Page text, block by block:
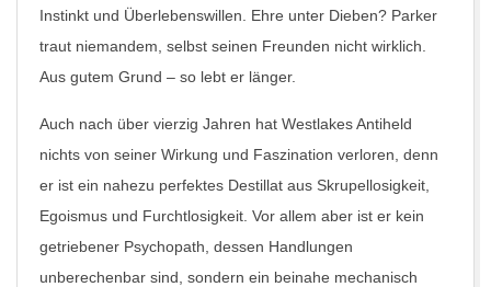
Instinkt und Überlebenswillen. Ehre unter Dieben? Parker
traut niemandem, selbst seinen Freunden nicht wirklich.
Aus gutem Grund – so lebt er länger.
Auch nach über vierzig Jahren hat Westlakes Antiheld
nichts von seiner Wirkung und Faszination verloren, denn
er ist ein nahezu perfektes Destillat aus Skrupellosigkeit,
Egoismus und Furchtlosigkeit. Vor allem aber ist er kein
getriebener Psychopath, dessen Handlungen
unberechenbar sind, sondern ein beinahe mechanisch